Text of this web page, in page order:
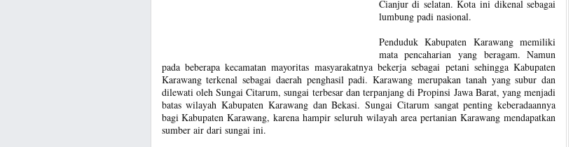
Cianjur di selatan. Kota ini dikenal sebagai
lumbung padi nasional.
Penduduk Kabupaten Karawang memiliki
mata pencaharian yang beragam. Namun
pada beberapa kecamatan mayoritas masyarakatnya bekerja sebagai petani sehingga Kabupaten
Karawang terkenal sebagai daerah penghasil padi. Karawang merupakan tanah yang subur dan
dilewati oleh Sungai Citarum, sungai terbesar dan terpanjang di Propinsi Jawa Barat, yang menjadi
batas wilayah Kabupaten Karawang dan Bekasi. Sungai Citarum sangat penting keberadaannya
bagi Kabupaten Karawang, karena hampir seluruh wilayah area pertanian Karawang mendapatkan
sumber air dari sungai ini.